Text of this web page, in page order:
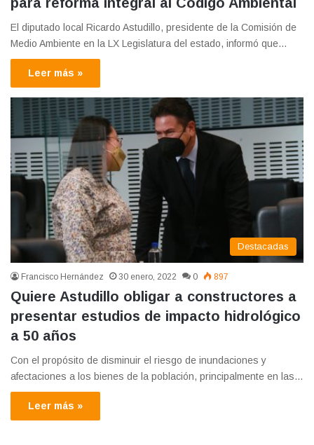
El diputado local Ricardo Astudillo, presidente de la Comisión de
Medio Ambiente en la LX Legislatura del estado, informó que…
Leer más »
Destacadas
Francisco Hernández 30 enero, 2022 0 897
Quiere Astudillo obligar a constructores a
presentar estudios de impacto hidrológico
a 50 años
Con el propósito de disminuir el riesgo de inundaciones y
afectaciones a los bienes de la población, principalmente en las…
Leer más »